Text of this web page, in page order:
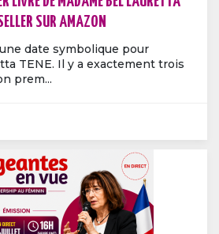
SUR AMAZON
date symbolique pour
TENE. Il y a exactement trois
prem...